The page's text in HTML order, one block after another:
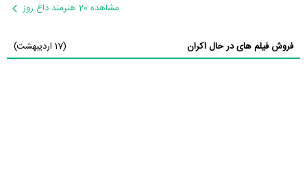
مشاهده 20 هنرمند داغ روز
فروش فیلم های در حال اکران (17 اردیبهشت)